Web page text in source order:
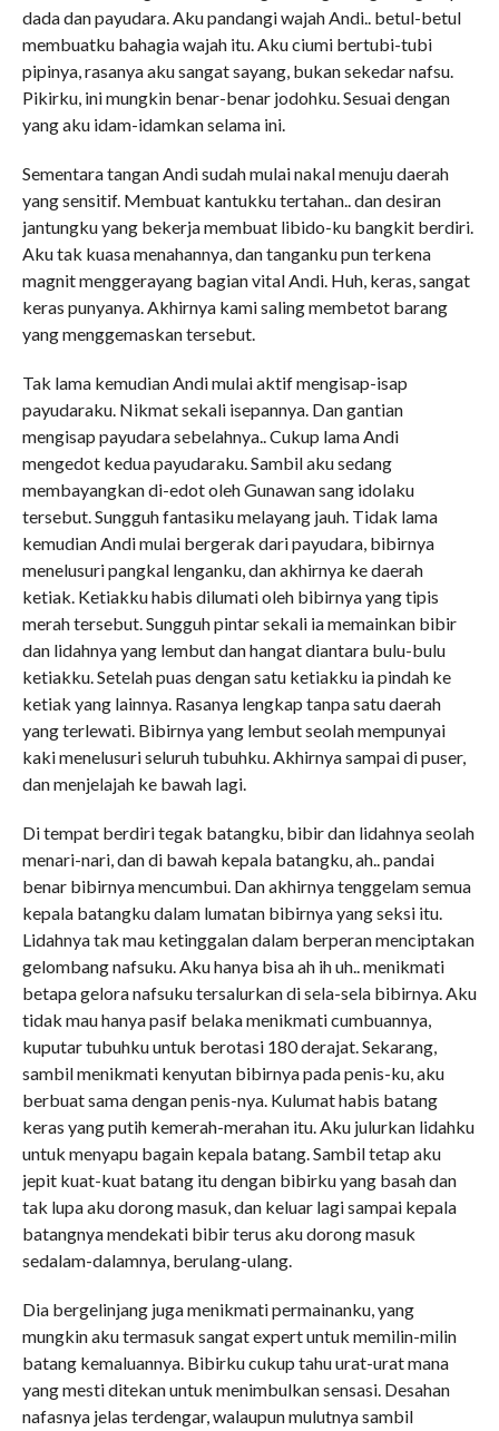
dada dan payudara. Aku pandangi wajah Andi.. betul-betul
membuatku bahagia wajah itu. Aku ciumi bertubi-tubi
pipinya, rasanya aku sangat sayang, bukan sekedar nafsu.
Pikirku, ini mungkin benar-benar jodohku. Sesuai dengan
yang aku idam-idamkan selama ini.
Sementara tangan Andi sudah mulai nakal menuju daerah
yang sensitif. Membuat kantukku tertahan.. dan desiran
jantungku yang bekerja membuat libido-ku bangkit berdiri.
Aku tak kuasa menahannya, dan tanganku pun terkena
magnit menggerayang bagian vital Andi. Huh, keras, sangat
keras punyanya. Akhirnya kami saling membetot barang
yang menggemaskan tersebut.
Tak lama kemudian Andi mulai aktif mengisap-isap
payudaraku. Nikmat sekali isepannya. Dan gantian
mengisap payudara sebelahnya.. Cukup lama Andi
mengedot kedua payudaraku. Sambil aku sedang
membayangkan di-edot oleh Gunawan sang idolaku
tersebut. Sungguh fantasiku melayang jauh. Tidak lama
kemudian Andi mulai bergerak dari payudara, bibirnya
menelusuri pangkal lenganku, dan akhirnya ke daerah
ketiak. Ketiakku habis dilumati oleh bibirnya yang tipis
merah tersebut. Sungguh pintar sekali ia memainkan bibir
dan lidahnya yang lembut dan hangat diantara bulu-bulu
ketiakku. Setelah puas dengan satu ketiakku ia pindah ke
ketiak yang lainnya. Rasanya lengkap tanpa satu daerah
yang terlewati. Bibirnya yang lembut seolah mempunyai
kaki menelusuri seluruh tubuhku. Akhirnya sampai di puser,
dan menjelajah ke bawah lagi.
Di tempat berdiri tegak batangku, bibir dan lidahnya seolah
menari-nari, dan di bawah kepala batangku, ah.. pandai
benar bibirnya mencumbui. Dan akhirnya tenggelam semua
kepala batangku dalam lumatan bibirnya yang seksi itu.
Lidahnya tak mau ketinggalan dalam berperan menciptakan
gelombang nafsuku. Aku hanya bisa ah ih uh.. menikmati
betapa gelora nafsuku tersalurkan di sela-sela bibirnya. Aku
tidak mau hanya pasif belaka menikmati cumbuannya,
kuputar tubuhku untuk berotasi 180 derajat. Sekarang,
sambil menikmati kenyutan bibirnya pada penis-ku, aku
berbuat sama dengan penis-nya. Kulumat habis batang
keras yang putih kemerah-merahan itu. Aku julurkan lidahku
untuk menyapu bagain kepala batang. Sambil tetap aku
jepit kuat-kuat batang itu dengan bibirku yang basah dan
tak lupa aku dorong masuk, dan keluar lagi sampai kepala
batangnya mendekati bibir terus aku dorong masuk
sedalam-dalamnya, berulang-ulang.
Dia bergelinjang juga menikmati permainanku, yang
mungkin aku termasuk sangat expert untuk memilin-milin
batang kemaluannya. Bibirku cukup tahu urat-urat mana
yang mesti ditekan untuk menimbulkan sensasi. Desahan
nafasnya jelas terdengar, walaupun mulutnya sambil